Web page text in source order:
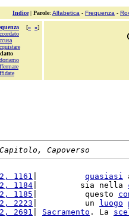
Indice| Parole: Alfabetica - Frequenza -
[« »]
Capoverso
1161
quasiasi
1184
|         sia nella
1185
|          questo
2223
|          un luogo
2691
Sacramento . La